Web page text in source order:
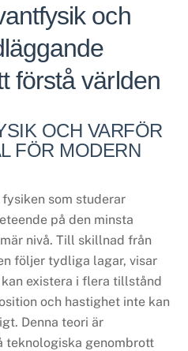
och
förstå världen
OCH VARFÖR
FÖR MODERN
som studerar
på den minsta
nivå. Till skillnad från
följer tydliga lagar, visar
existera i flera tillstånd
och hastighet inte kan
Denna teori är
teknologiska genombrott